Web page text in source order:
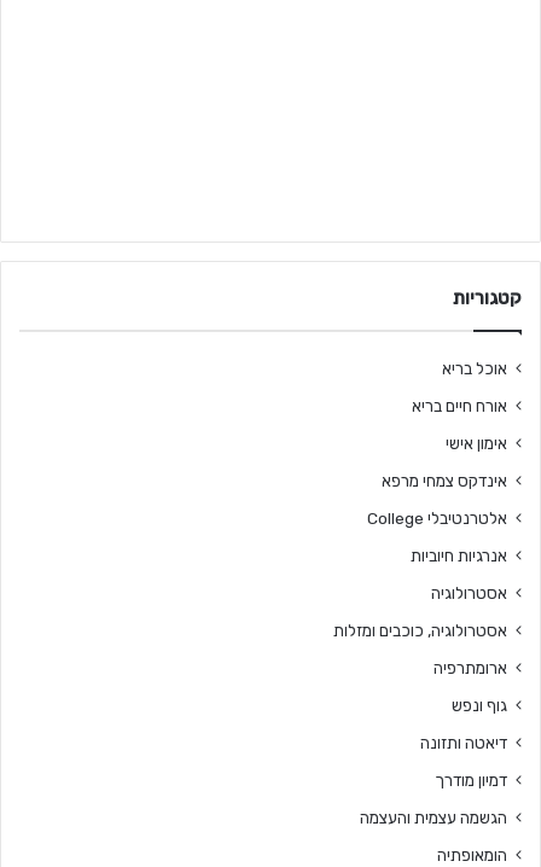
קטגוריות
אוכל בריא
אורח חיים בריא
אימון אישי
אינדקס צמחי מרפא
אלטרנטיבלי College
אנרגיות חיוביות
אסטרולוגיה
אסטרולוגיה, כוכבים ומזלות
ארומתרפיה
גוף ונפש
דיאטה ותזונה
דמיון מודרך
הגשמה עצמית והעצמה
הומאופתיה